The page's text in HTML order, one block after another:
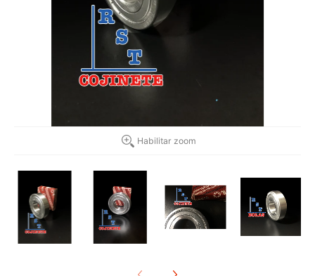
Habilitar zoom